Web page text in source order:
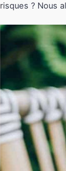
risques ? Nous